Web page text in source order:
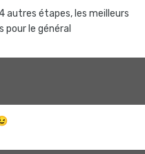
autres étapes, les meilleurs
le général